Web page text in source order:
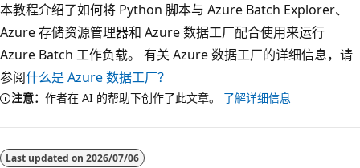
本教程介绍了如何将 Python 脚本与 Azure Batch Explorer、
Azure 存储资源管理器和 Azure 数据工厂配合使用来运行
Azure Batch 工作负载。 有关 Azure 数据工厂的详细信息，请
参阅什么是 Azure 数据工厂？
注意： 作者在 AI 的帮助下创作了此文章。 了解详细信息
Last updated on 2026/07/06